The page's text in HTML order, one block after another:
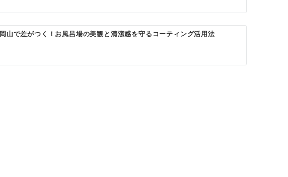
岡山で差がつく！お風呂場の美観と清潔感を守るコーティング活用法